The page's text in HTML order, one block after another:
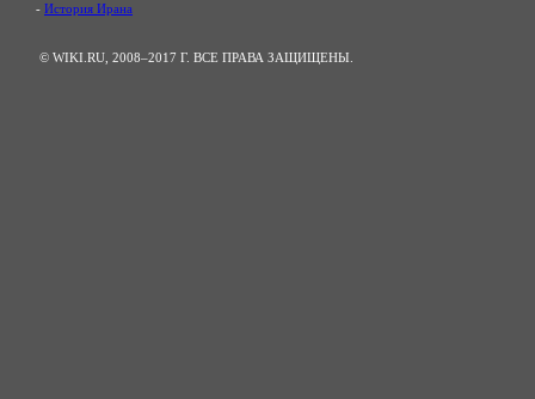
- История Ирана
© WIKI.RU, 2008–2017 Г. ВСЕ ПРАВА ЗАЩИЩЕНЫ.